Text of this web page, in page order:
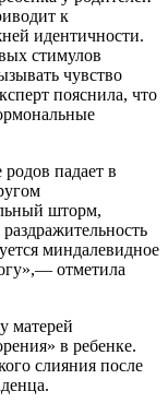
к
идентичности.
стимулов
чувство
пояснила, что
родов падает в
шторм,
миндалевидное
отметила
матерей
в ребенке.
слияния после